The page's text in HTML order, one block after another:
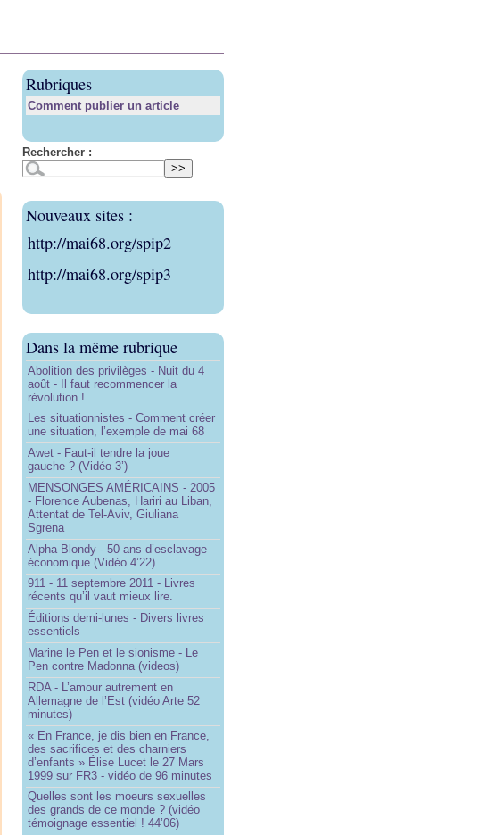
Rubriques
Comment publier un article
Rechercher :
Nouveaux sites :
http://mai68.org/spip2
http://mai68.org/spip3
Dans la même rubrique
Abolition des privilèges - Nuit du 4
août - Il faut recommencer la
révolution !
Les situationnistes - Comment créer
une situation, l’exemple de mai 68
Awet - Faut-il tendre la joue
gauche ? (Vidéo 3’)
MENSONGES AMÉRICAINS - 2005
- Florence Aubenas, Hariri au Liban,
Attentat de Tel-Aviv, Giuliana
Sgrena
Alpha Blondy - 50 ans d’esclavage
économique (Vidéo 4’22)
911 - 11 septembre 2011 - Livres
récents qu’il vaut mieux lire.
Éditions demi-lunes - Divers livres
essentiels
Marine le Pen et le sionisme - Le
Pen contre Madonna (videos)
RDA - L’amour autrement en
Allemagne de l’Est (vidéo Arte 52
minutes)
« En France, je dis bien en France,
des sacrifices et des charniers
d’enfants » Élise Lucet le 27 Mars
1999 sur FR3 - vidéo de 96 minutes
Quelles sont les moeurs sexuelles
des grands de ce monde ? (vidéo
témoignage essentiel ! 44’06)